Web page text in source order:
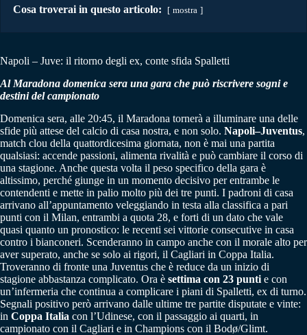
Cosa troverai in questo articolo: mostra
Napoli – Juve: il ritorno degli ex, conte sfida Spalletti
Al Maradona domenica sera una gara che può riscrivere sogni e
destini del campionato
Domenica sera, alle 20:45, il Maradona tornerà a illuminare una delle
sfide più attese del calcio di casa nostra, e non solo. Napoli–Juventus,
match clou della quattordicesima giornata, non è mai una partita
qualsiasi: accende passioni, alimenta rivalità e può cambiare il corso di
una stagione. Anche questa volta il peso specifico della gara è
altissimo, perché giunge in un momento decisivo per entrambe le
contendenti e mette in palio molto più dei tre punti. I padroni di casa
arrivano all’appuntamento veleggiando in testa alla classifica a pari
punti con il Milan, entrambi a quota 28, e forti di un dato che vale
quasi quanto un pronostico: le recenti sei vittorie consecutive in casa
contro i bianconeri. Scenderanno in campo anche con il morale alto per
aver superato, anche se solo ai rigori, il Cagliari in Coppa Italia.
Troveranno di fronte una Juventus che è reduce da un inizio di
stagione abbastanza complicato. Ora è settima con 23 punti e con
un’infermeria che continua a complicare i piani di Spalletti, ex di turno.
Segnali positivo però arrivano dalle ultime tre partite disputate e vinte:
in Coppa Italia con l’Udinese, con il passaggio ai quarti, in
campionato con il Cagliari e in Champions con il Bodø/Glimt.